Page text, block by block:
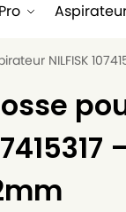
NILFISK